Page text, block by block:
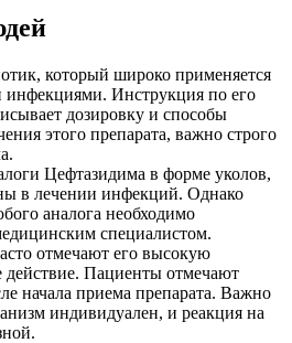
который широко применяется
инфекциями. Инструкция по его
дозировку и способы
этого препарата, важно строго
Цефтазидима в форме уколов,
в лечении инфекций. Однако
аналога необходимо
специалистом.
отмечают его высокую
действие. Пациенты отмечают
начала приема препарата. Важно
индивидуален, и реакция на